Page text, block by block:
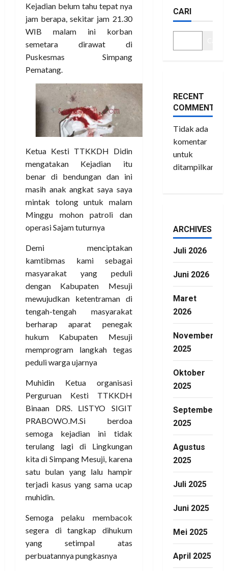
Kejadian belum tahu tepat nya
jam berapa, sekitar jam 21.30
WIB malam ini korban
semetara dirawat di
Puskesmas Simpang
Pematang.
Ketua Kesti TTKKDH Didin
mengatakan Kejadian itu
benar di bendungan dan ini
masih anak angkat saya saya
mintak tolong untuk malam
Minggu mohon patroli dan
operasi Sajam tuturnya
Demi menciptakan
kamtibmas kami sebagai
masyarakat yang peduli
dengan Kabupaten Mesuji
mewujudkan ketentraman di
tengah-tengah masyarakat
berharap aparat penegak
hukum Kabupaten Mesuji
memprogram langkah tegas
peduli warga ujarnya
Muhidin Ketua organisasi
Perguruan Kesti TTKKDH
Binaan DRS. LISTYO SIGIT
PRABOWO.M.Si berdoa
semoga kejadian ini tidak
terulang lagi di Lingkungan
kita di Simpang Mesuji, karena
satu bulan yang lalu hampir
terjadi kasus yang sama ucap
muhidin.
Semoga pelaku membacok
segera di tangkap dihukum
yang setimpal atas
perbuatannya pungkasnya
CARI
RECENT
COMMENTS
Tidak ada
komentar
untuk
ditampilkan.
ARCHIVES
Juli 2026
Juni 2026
Maret
2026
November
2025
Oktober
2025
September
2025
Agustus
2025
Juli 2025
Juni 2025
Mei 2025
April 2025